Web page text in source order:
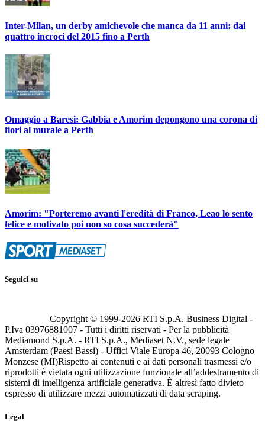
Inter-Milan, un derby amichevole che manca da 11 anni: dai
quattro incroci del 2015 fino a Perth
Omaggio a Baresi: Gabbia e Amorim depongono una corona di
fiori al murale a Perth
Amorim: "Porteremo avanti l'eredità di Franco, Leao lo sento
felice e motivato poi non so cosa succederà"
Seguici su
Copyright © 1999-2026 RTI S.p.A. Business Digital -
P.Iva 03976881007 - Tutti i diritti riservati - Per la pubblicità
Mediamond S.p.A. - RTI S.p.A., Mediaset N.V., sede legale
Amsterdam (Paesi Bassi) - Uffici Viale Europa 46, 20093 Cologno
Monzese (MI)Rispetto ai contenuti e ai dati personali trasmessi e/o
riprodotti è vietata ogni utilizzazione funzionale all’addestramento di
sistemi di intelligenza artificiale generativa. È altresì fatto divieto
espresso di utilizzare mezzi automatizzati di data scraping.
Legal